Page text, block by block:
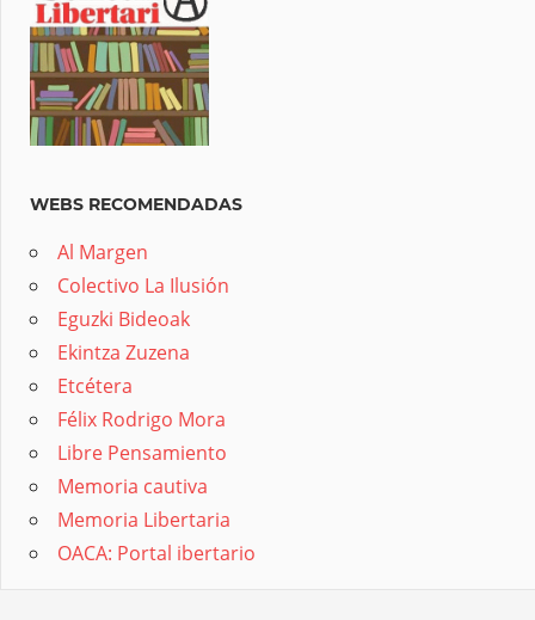
WEBS RECOMENDADAS
Al Margen
Colectivo La Ilusión
Eguzki Bideoak
Ekintza Zuzena
Etcétera
Félix Rodrigo Mora
Libre Pensamiento
Memoria cautiva
Memoria Libertaria
OACA: Portal ibertario